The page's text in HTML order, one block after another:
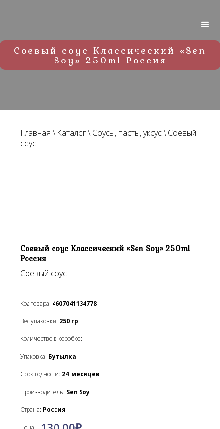
Соевый соус Классический «Sen
Soy» 250ml Россия
Главная \ Каталог\ Соусы, пасты, уксус\ Соевый
соус
Соевый соус Классический «Sen Soy» 250ml
Россия
Соевый соус
Код товара: 4607041134778
Вес упаковки: 250 гр
Количество в коробке:
Упаковка: Бутылка
Срок годности: 24 месяцев
Производитель: Sen Soy
Страна: Россия